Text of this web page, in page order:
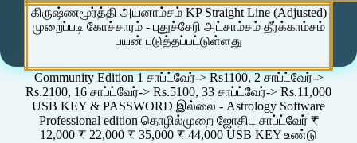
கிருஷ்ணமூர்த்தி அயனாம்சம் KP Straight Line (Adjusted)
முறைப்படி கோச்சாரம் - புதுச்சேரி அட்சாம்சம் தீர்க்காம்சம்
பயன் படுத்தப்பட்டுள்ளது
Community Edition 1 சாப்ட்வேர்-> Rs1100, 2 சாப்ட்வேர்->
Rs.2100, 16 சாப்ட்வேர்-> Rs.5100, 33 சாப்ட்வேர்-> Rs.11,000
USB KEY & PASSWORD இல்லை - Astrology Software
Professional edition தொழில்முறை ஜோதிட சாப்ட்வேர் ₹
12,000 ₹ 22,000 ₹ 35,000 ₹ 44,000 USB KEY உண்டு